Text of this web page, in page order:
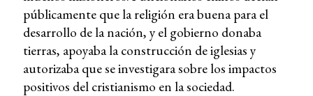
públicamente que la religión era buena para el
desarrollo de la nación, y el gobierno donaba
tierras, apoyaba la construcción de iglesias y
autorizaba que se investigara sobre los impactos
positivos del cristianismo en la sociedad.